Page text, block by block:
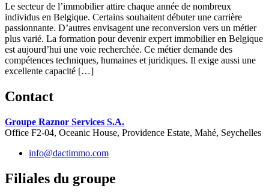
Le secteur de l’immobilier attire chaque année de nombreux
individus en Belgique. Certains souhaitent débuter une carrière
passionnante. D’autres envisagent une reconversion vers un métier
plus varié. La formation pour devenir expert immobilier en Belgique
est aujourd’hui une voie recherchée. Ce métier demande des
compétences techniques, humaines et juridiques. Il exige aussi une
excellente capacité […]
Contact
Groupe Raznor Services S.A.
Office F2-04, Oceanic House, Providence Estate, Mahé, Seychelles
info@dactimmo.com
Filiales du groupe